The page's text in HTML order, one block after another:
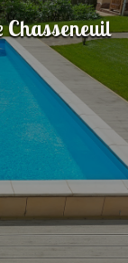
Chasseneuil